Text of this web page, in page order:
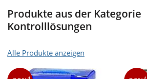
Produkte aus der Kategorie
Kontrolllösungen
Alle Produkte anzeigen